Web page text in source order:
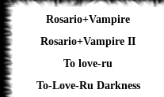
Rosario+Vampire
Rosario+Vampire II
To love-ru
To-Love-Ru Darkness